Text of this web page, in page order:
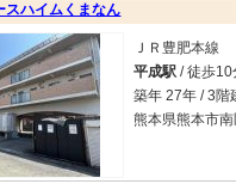
スハイムくまなん
ＪＲ豊肥本線
平成駅 / 徒歩10
築年 27年 / 3階
熊本県熊本市